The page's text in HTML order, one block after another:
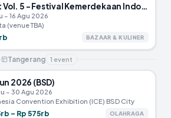
RI Fest Vol. 5 – Festival Kemerdekaan Indonesia
– 16 Agu 2026
(venue TBA)
BAZAAR & KULINER
Tangerang 1 event
2026 (BSD)
– 30 Agu 2026
Convention Exhibition (ICE) BSD City
– Rp 575rb OLAHRAGA